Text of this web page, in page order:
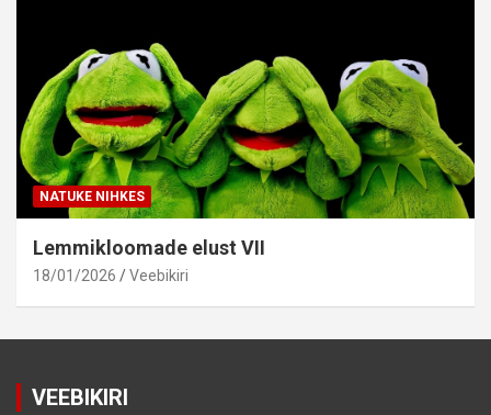
NATUKE NIHKES
Lemmikloomade elust VII
18/01/2026 Veebikiri
VEEBIKIRI